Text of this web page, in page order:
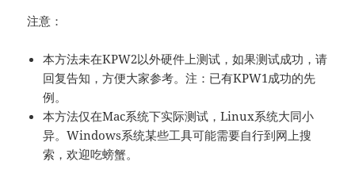
注意：
本方法未在KPW2以外硬件上测试，如果测试成功，请
回复告知，方便大家参考。注：已有KPW1成功的先
例。
本方法仅在Mac系统下实际测试，Linux系统大同小
异。Windows系统某些工具可能需要自行到网上搜
索，欢迎吃螃蟹。